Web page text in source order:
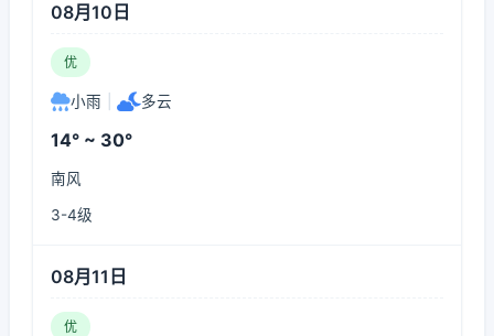
08月10日
优
小雨 多云
14° ~ 30°
南风
3-4级
08月11日
优